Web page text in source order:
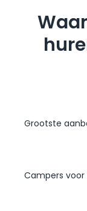
Grootste
Campers